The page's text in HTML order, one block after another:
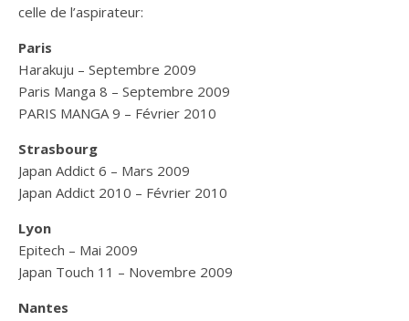
celle de l’aspirateur:
Paris
Harakuju – Septembre 2009
Paris Manga 8 – Septembre 2009
PARIS MANGA 9 – Février 2010
Strasbourg
Japan Addict 6 – Mars 2009
Japan Addict 2010 – Février 2010
Lyon
Epitech – Mai 2009
Japan Touch 11 – Novembre 2009
Nantes